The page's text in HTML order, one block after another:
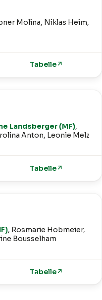
Molina, Niklas Heim,
Tabelle↗
Landsberger (MF),
Anton, Leonie Melz
Tabelle↗
, Rosmarie Hobmeier,
Bousselham
Tabelle↗